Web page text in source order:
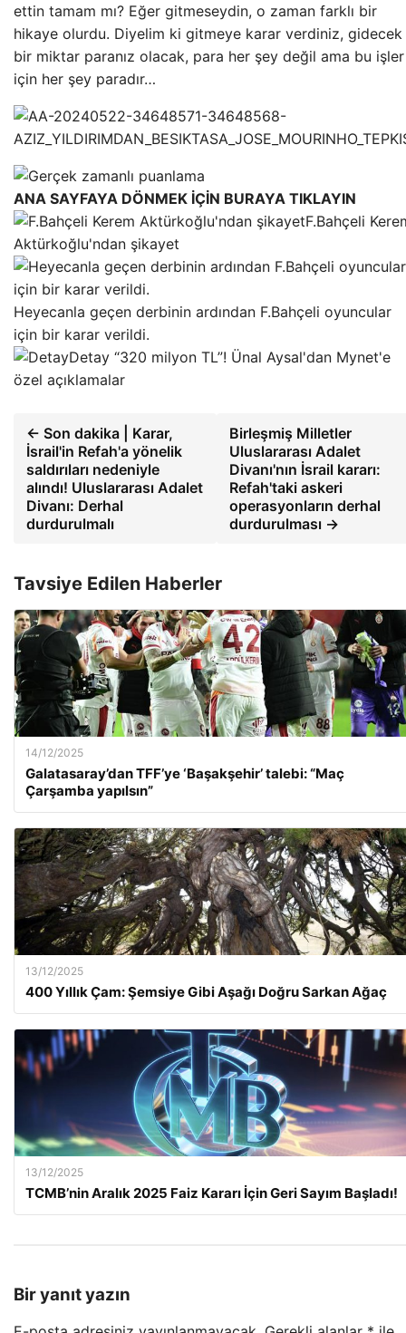
ettin tamam mı? Eğer gitmeseydin, o zaman farklı bir
hikaye olurdu. Diyelim ki gitmeye karar verdiniz, gidecek
bir miktar paranız olacak, para her şey değil ama bu işler
için her şey paradır…
ANA SAYFAYA DÖNMEK İÇİN BURAYA TIKLAYIN
F.Bahçeli
Aktürkoğlu'ndan şikayet
Heyecanla geçen derbinin ardından F.Bahçeli oyuncular
için bir karar verildi.
Detay “320 milyon TL”! Ünal Aysal'dan Mynet'e
özel açıklamalar
← Son dakika | Karar,
İsrail'in Refah'a yönelik
saldırıları nedeniyle
alındı! Uluslararası Adalet
Divanı: Derhal
durdurulmalı
Birleşmiş Milletler
Uluslararası Adalet
Divanı'nın İsrail kararı:
Refah'taki askeri
operasyonların derhal
durdurulması →
Tavsiye Edilen Haberler
14/12/2025
Galatasaray’dan TFF’ye ‘Başakşehir’ talebi: “Maç
Çarşamba yapılsın”
13/12/2025
400 Yıllık Çam: Şemsiye Gibi Aşağı Doğru Sarkan Ağaç
13/12/2025
TCMB’nin Aralık 2025 Faiz Kararı İçin Geri Sayım Başladı!
Bir yanıt yazın